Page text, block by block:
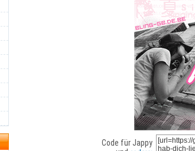
Code für Jappy